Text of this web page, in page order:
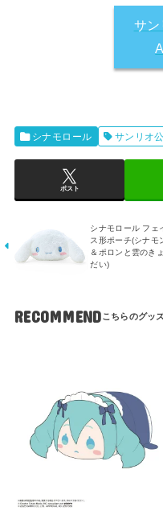
サン
シナモロール サンリオ
ポスト
シナモロール フェ
ス形ポーチ(シナモ
＆ポロンと雲のき
だい)
RECOMMEND